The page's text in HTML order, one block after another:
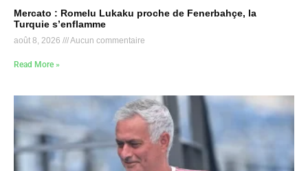
Mercato : Romelu Lukaku proche de Fenerbahçe, la
Turquie s’enflamme
août 8, 2026 Aucun commentaire
Read More »